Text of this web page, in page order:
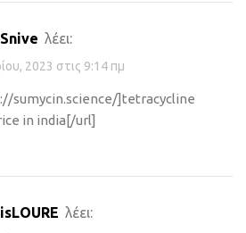
λέει:
2023 στις 9:14 πμ
sumycin.science/]tetracycline
in india[/url]
λέει: